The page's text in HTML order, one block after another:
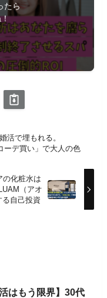
たら
活で埋もれる。
ーデ買い」で大人の色
の化粧水は
（アオ
自己投資
はもう限界】30代